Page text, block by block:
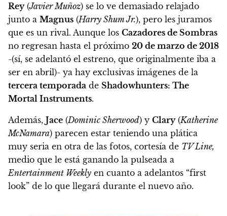
Rey(Javier Muñoz) se lo ve demasiado relajado
junto a Magnus (Harry Shum Jr.), pero les juramos
que es un rival. Aunque los Cazadores de Sombras
no regresan hasta el próximo 20 de marzo de 2018
-(sí, se adelantó el estreno, que originalmente iba a
ser en abril)- ya hay exclusivas imágenes de la
tercera temporada de Shadowhunters: The
Mortal Instruments.
Además, Jace (Dominic Sherwood) y Clary(Katherine
McNamara) parecen estar teniendo una plática
muy seria en otra de las fotos, cortesía de TV Line,
medio que le está ganando la pulseada a
Entertainment Weekly en cuanto a adelantos “first
look” de lo que llegará durante el nuevo año.